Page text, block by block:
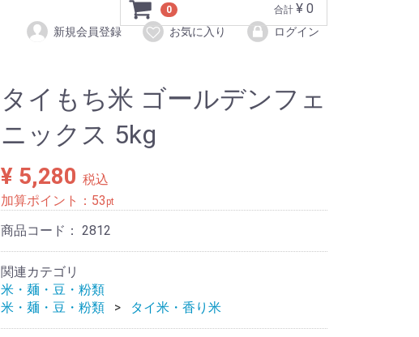
0 合計 ¥ 0
新規会員登録 お気に入り ログイン
タイもち米 ゴールデンフェ
ニックス 5kg
¥ 5,280 税込
加算ポイント： 53 pt
商品コード： 2812
関連カテゴリ
米・麺・豆・粉類
米・麺・豆・粉類
タイ米・香り米